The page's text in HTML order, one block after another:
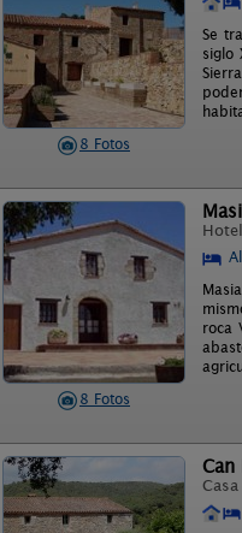
8 Fotos
Se
siglo
8 Fotos
roca
Can